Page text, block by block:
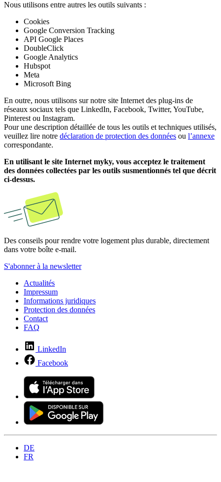
Nous utilisons entre autres les outils suivants :
Cookies
Google Conversion Tracking
API Google Places
DoubleClick
Google Analytics
Hubspot
Meta
Microsoft Bing
En outre, nous utilisons sur notre site Internet des plug-ins de
réseaux sociaux tels que LinkedIn, Facebook, Twitter, YouTube,
Pinterest ou Instagram.
Pour une description détaillée de tous les outils et techniques utilisés,
veuillez lire notre déclaration de protection des données ou l’annexe
correspondante.
En utilisant le site Internet myky, vous acceptez le traitement
des données collectées par les outils susmentionnés tel que décrit
ci-dessus.
Des conseils pour rendre votre logement plus durable, directement
dans votre boîte e-mail.
S'abonner à la newsletter
Actualités
Impressum
Informations juridiques
Protection des données
Contact
FAQ
LinkedIn
Facebook
DE
FR